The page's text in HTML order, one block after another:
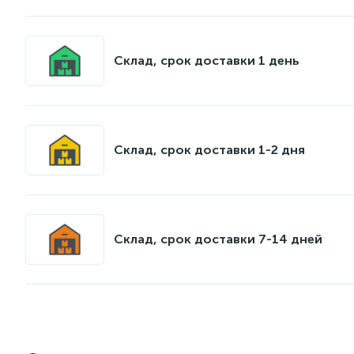
Склад, срок доставки 1 день
Склад, срок доставки 1-2 дня
Склад, срок доставки 7-14 дней